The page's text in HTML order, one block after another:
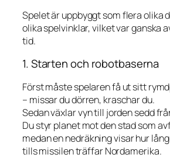
Spelet är uppbyggt som flera olika
olika spelvinklar, vilket var ganska
tid.
1. Starten och robotbaserna
Först måste spelaren få ut sitt
– missar du dörren, kraschar du.
Sedan växlar vyn till jorden sedd
Du styr planet mot den stad som
medan en nedräkning visar hur
tills missilen träffar Nordamerika.